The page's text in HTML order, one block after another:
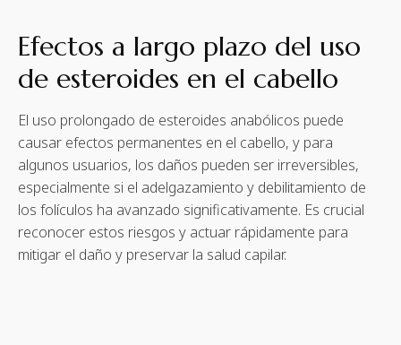
Efectos a largo plazo del uso
de esteroides en el cabello
El uso prolongado de esteroides anabólicos puede
causar efectos permanentes en el cabello, y para
algunos usuarios, los daños pueden ser irreversibles,
especialmente si el adelgazamiento y debilitamiento de
los folículos ha avanzado significativamente. Es crucial
reconocer estos riesgos y actuar rápidamente para
mitigar el daño y preservar la salud capilar.